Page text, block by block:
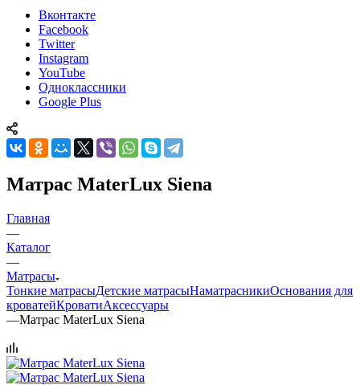
Вконтакте
Facebook
Twitter
Instagram
YouTube
Одноклассники
Google Plus
Матрас MaterLux Siena
Главная
—
Каталог
—
Матрасы
Тонкие матрасыДетские матрасыНаматрасникиОснования для
кроватейКроватиАксессуары
—Матрас MaterLux Siena